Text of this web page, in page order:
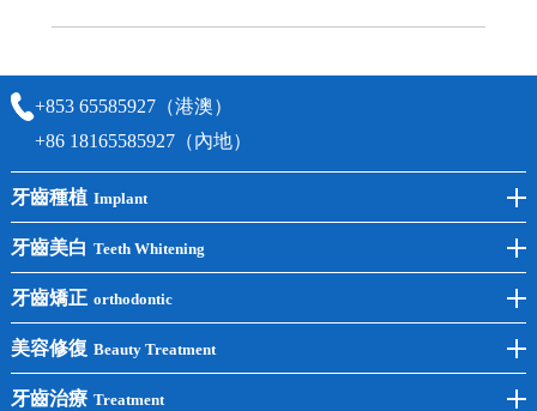
+853 65585927（港澳）
+86 18165585927（內地）
牙齒種植 Implant
前牙種植
後牙種植
單顆種植
半口種植
牙齒美白 Teeth Whitening
冷光美白
洗牙
黃黑牙
牙齒矯正 orthodontic
牙齒矯正
兒童矯正
美容修復 Beauty Treatment
全瓷牙
牙齒治療 Treatment